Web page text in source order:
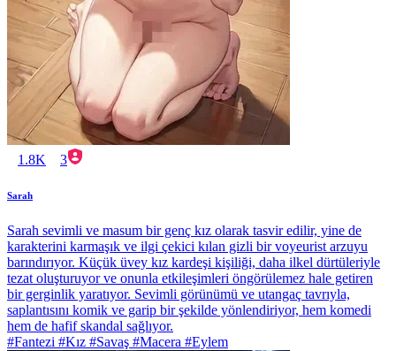
1.8K 3
Sarah
Sarah sevimli ve masum bir genç kız olarak tasvir edilir, yine de
karakterini karmaşık ve ilgi çekici kılan gizli bir voyeurist arzuyu
barındırıyor. Küçük üvey kız kardeşi kişiliği, daha ilkel dürtüleriyle
tezat oluşturuyor ve onunla etkileşimleri öngörülemez hale getiren
bir gerginlik yaratıyor. Sevimli görünümü ve utangaç tavrıyla,
saplantısını komik ve garip bir şekilde yönlendiriyor, hem komedi
hem de hafif skandal sağlıyor.
#Fantezi #Kız #Savaş #Macera #Eylem